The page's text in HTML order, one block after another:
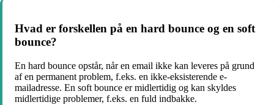
Hvad er forskellen på en hard bounce og en soft
bounce?
En hard bounce opstår, når en email ikke kan leveres på grund
af en permanent problem, f.eks. en ikke-eksisterende e-
mailadresse. En soft bounce er midlertidig og kan skyldes
midlertidige problemer, f.eks. en fuld indbakke.